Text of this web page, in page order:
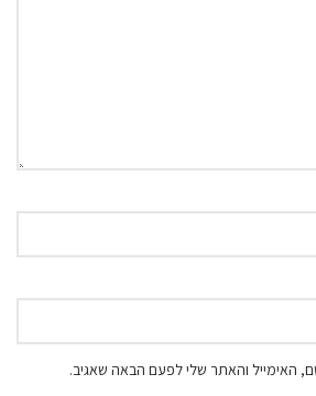
האימייל והאתר שלי לפעם הבאה שאגיב.